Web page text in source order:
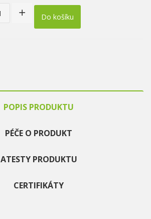
Do košíku
POPIS PRODUKTU
PÉČE O PRODUKT
ATESTY PRODUKTU
CERTIFIKÁTY